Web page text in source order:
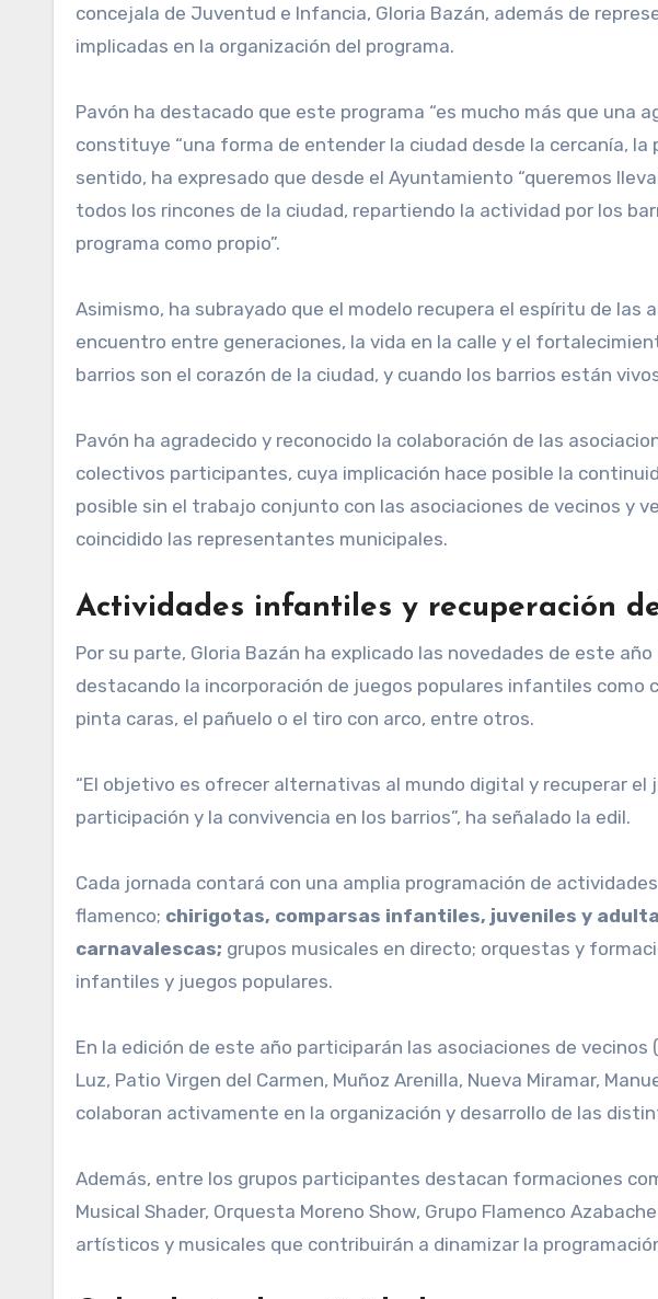
concejala de Juventud e Infancia, Gloria Bazán, además de
implicadas en la organización del programa.
Pavón ha destacado que este programa “es mucho más que una
constituye “una forma de entender la ciudad desde la cercanía, la
sentido, ha expresado que desde el Ayuntamiento “queremos
todos los rincones de la ciudad, repartiendo la actividad por los
programa como propio”.
Asimismo, ha subrayado que el modelo recupera el espíritu de
encuentro entre generaciones, la vida en la calle y el
barrios son el corazón de la ciudad, y cuando los barrios están
Pavón ha agradecido y reconocido la colaboración de las
colectivos participantes, cuya implicación hace posible la
posible sin el trabajo conjunto con las asociaciones de vecinos y
coincidido las representantes municipales.
Actividades infantiles y recuperación
Por su parte, Gloria Bazán ha explicado las novedades de este
destacando la incorporación de juegos populares infantiles como
pinta caras, el pañuelo o el tiro con arco, entre otros.
“El objetivo es ofrecer alternativas al mundo digital y recuperar
participación y la convivencia en los barrios”, ha señalado la edil.
Cada jornada contará con una amplia programación de
flamenco; chirigotas, comparsas infantiles, juveniles y
carnavalescas; grupos musicales en directo; orquestas y
infantiles y juegos populares.
En la edición de este año participarán las asociaciones de vecinos
Luz, Patio Virgen del Carmen, Muñoz Arenilla, Nueva Miramar,
colaboran activamente en la organización y desarrollo de las
Además, entre los grupos participantes destacan formaciones
Musical Shader, Orquesta Moreno Show, Grupo Flamenco
artísticos y musicales que contribuirán a dinamizar la